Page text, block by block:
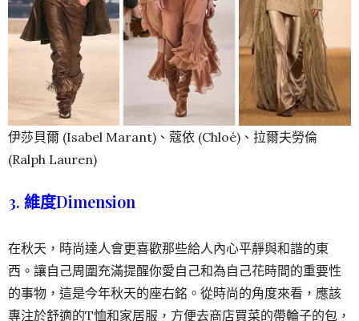
伊莎貝爾 (Isabel Marant)、蔻依 (Chloé)、拉爾夫勞倫
(Ralph Lauren)
3. 維度Dimension
在秋天，時尚達人會更喜歡那些給人內心平靜與和諧的東
西。讓自己周圍充滿提醒你愛自己和為自己花時間的重要性
的事物，這是今年秋天的座右銘。從時尚的角度來看，應該
專注於舒適的T恤和家居服，方便去商店買菜的帶輪子的包，